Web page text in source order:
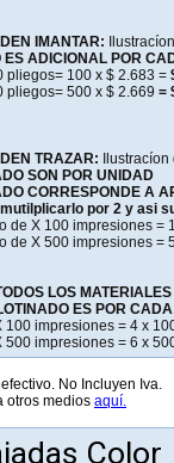
IMANTAR:
ADICIONAL POR
pliegos= 100 x $ 2.683 =
pliegos= 500 x $ 2.669 =
TRAZAR:
SON POR UNIDAD
CORRESPONDE A
por 2 y asi
de X 100 impresiones =
de X 500 impresiones =
LOS
ES POR
impresiones = 4 x
impresiones = 6 x
No Incluyen Iva.
otros medios aquí.